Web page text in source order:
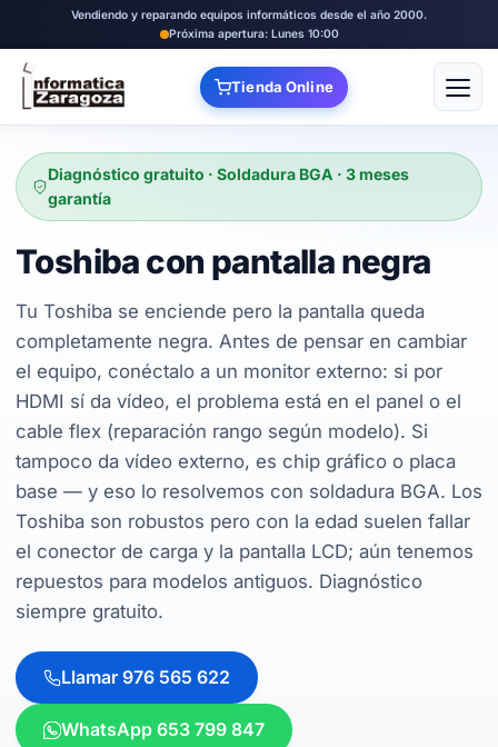
Vendiendo y reparando equipos informáticos desde el año 2000.
Próxima apertura: Lunes 10:00
Tienda Online Abrir
Diagnóstico gratuito · Soldadura BGA · 3 meses
garantía
Toshiba con pantalla negra
Tu Toshiba se enciende pero la pantalla queda
completamente negra. Antes de pensar en cambiar
el equipo, conéctalo a un monitor externo: si por
HDMI sí da vídeo, el problema está en el panel o el
cable flex (reparación rango según modelo). Si
tampoco da vídeo externo, es chip gráfico o placa
base — y eso lo resolvemos con soldadura BGA. Los
Toshiba son robustos pero con la edad suelen fallar
el conector de carga y la pantalla LCD; aún tenemos
repuestos para modelos antiguos. Diagnóstico
siempre gratuito.
Llamar 976 565 622
WhatsApp 653 799 847